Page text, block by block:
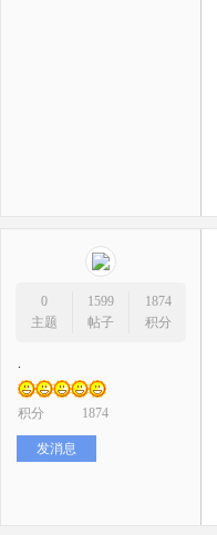
0
主题
1599
帖子
1874
积分
积分 1874
发消息